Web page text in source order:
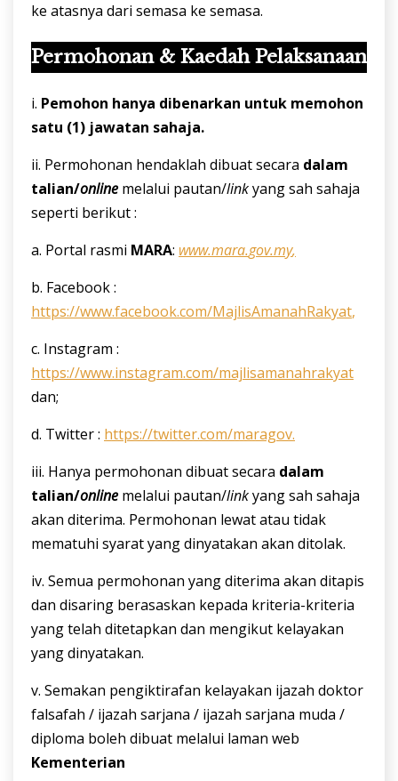
ke atasnya dari semasa ke semasa.
Permohonan & Kaedah Pelaksanaan
i. Pemohon hanya dibenarkan untuk memohon
satu (1) jawatan sahaja.
ii. Permohonan hendaklah dibuat secara dalam
talian/online melalui pautan/linkyang sah sahaja
seperti berikut :
a. Portal rasmi MARA: www.mara.gov.my,
b. Facebook :
https://www.facebook.com/MajlisAmanahRakyat,
c. Instagram :
https://www.instagram.com/majlisamanahrakyat
dan;
d. Twitter : https://twitter.com/maragov.
iii. Hanya permohonan dibuat secara dalam
talian/online melalui pautan/linkyang sah sahaja
akan diterima. Permohonan lewat atau tidak
mematuhi syarat yang dinyatakan akan ditolak.
iv. Semua permohonan yang diterima akan ditapis
dan disaring berasaskan kepada kriteria-kriteria
yang telah ditetapkan dan mengikut kelayakan
yang dinyatakan.
v. Semakan pengiktirafan kelayakan ijazah doktor
falsafah / ijazah sarjana / ijazah sarjana muda /
diploma boleh dibuat melalui laman web
Kementerian